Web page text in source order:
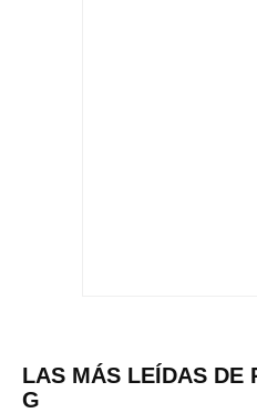
LAS MÁS LEÍDAS DE
G